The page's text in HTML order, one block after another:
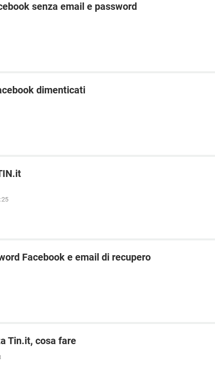
senza email e password
dimenticati
Facebook e email di recupero
Tin.it, cosa fare